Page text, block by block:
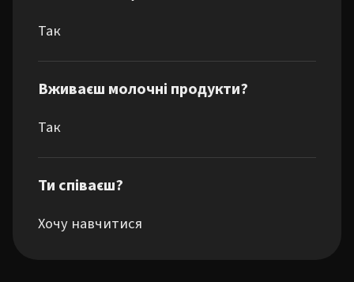
Так
Вживаєш молочні продукти?
Так
Ти співаєш?
Хочу навчитися